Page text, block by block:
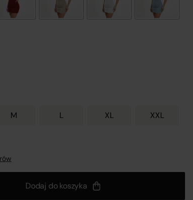
M L XL XXL
Dodaj do koszyka